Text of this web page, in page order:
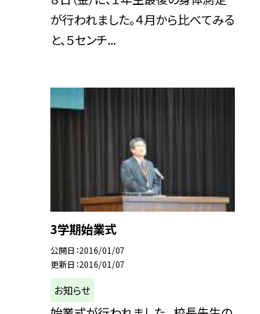
が行われました。４月から比べてみる
と、５センチ...
3学期始業式
公開日 2016/01/07
更新日 2016/01/07
お知らせ